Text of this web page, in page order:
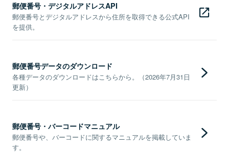
郵便番号・デジタルアドレスAPI
郵便番号とデジタルアドレスから住所を取得できる公式API
を提供。
郵便番号データのダウンロード
各種データのダウンロードはこちらから。（2026年7月31日
更新）
郵便番号・バーコードマニュアル
郵便番号や、バーコードに関するマニュアルを掲載していま
す。